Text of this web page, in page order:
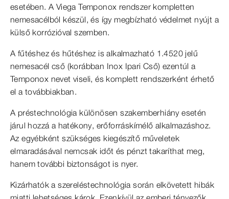
esetében. A Viega Temponox rendszer kompletten
nemesacélból készül, és így megbízható védelmet nyújt a
külső korrózióval szemben.
A fűtéshez és hűtéshez is alkalmazható 1.4520 jelű
nemesacél cső (korábban Inox Ipari Cső) ezentúl a
Temponox nevet viseli, és komplett rendszerként érhető
el a továbbiakban.
A préstechnológia különösen szakemberhiány esetén
járul hozzá a hatékony, erőforráskímélő alkalmazáshoz.
Az egyébként szükséges kiegészítő műveletek
elmaradásával nemcsak időt és pénzt takaríthat meg,
hanem további biztonságot is nyer.
Kizárhatók a szereléstechnológia során elkövetett hibák